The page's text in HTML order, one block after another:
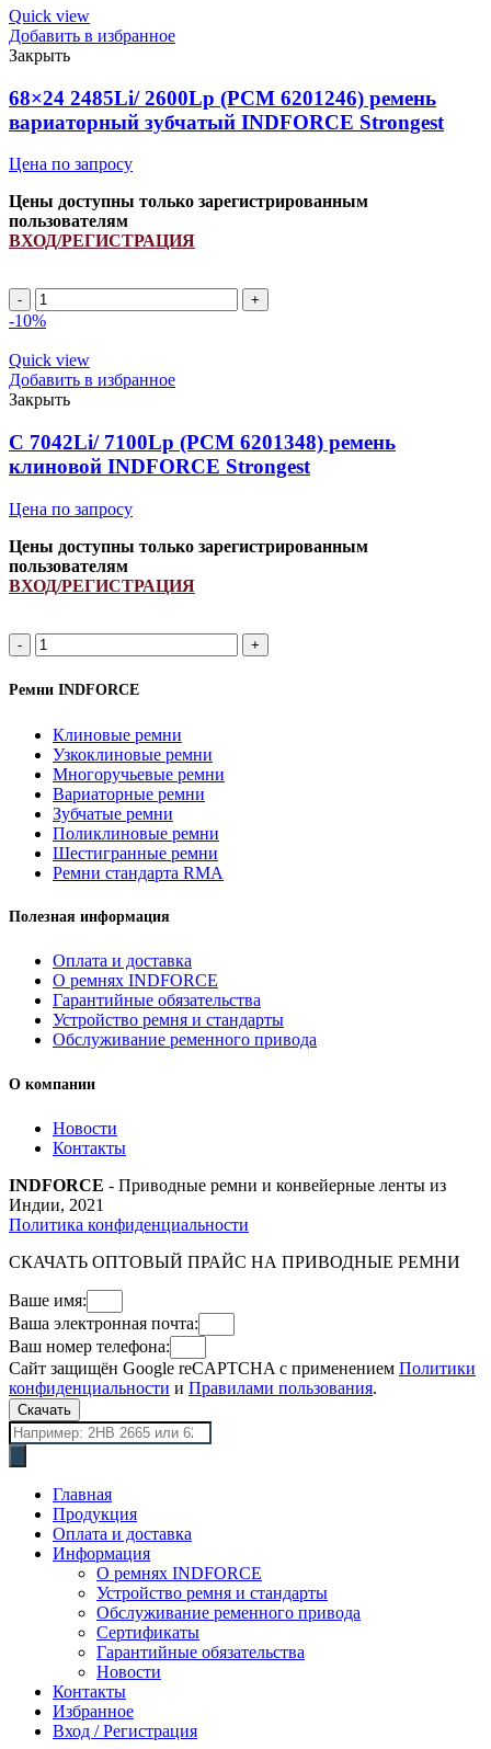
(РСМ
6201353)
ремень
клиновой
INDFORCE
Strongest
quantity
Quick view
Добавить в избранное
Закрыть
68×24 2485Li/ 2600Lp (PCM 6201246) ремень
вариаторный зубчатый INDFORCE Strongest
Цена по запросу
Цены доступны только зарегистрированным
пользователям
ВХОД/РЕГИСТРАЦИЯ
68x24
2485Li/
(PCM
6201246)
ремень
вариаторный
зубчатый
INDFORCE
Strongest
-10%
Quick view
Добавить в избранное
Закрыть
C 7042Li/ 7100Lp (РСМ 6201348) ремень
клиновой INDFORCE Strongest
Цена по запросу
Цены доступны только зарегистрированным
пользователям
ВХОД/РЕГИСТРАЦИЯ
C
7042Li/
7100Lp
(РСМ
ремень
клиновой
INDFORCE
Strongest
quantity
Ремни INDFORCE
Клиновые ремни
Узкоклиновые ремни
Многоручьевые ремни
Вариаторные ремни
Зубчатые ремни
Поликлиновые ремни
Шестигранные ремни
Ремни стандарта RMA
Полезная информация
Оплата и доставка
О ремнях INDFORCE
Гарантийные обязательства
Устройство ремня и стандарты
Обслуживание ременного привода
О компании
Новости
Контакты
INDFORCE - Приводные ремни и конвейерные ленты из
Индии, 2021
Политика конфиденциальности
СКАЧАТЬ ОПТОВЫЙ ПРАЙС НА ПРИВОДНЫЕ РЕМНИ
Ваше имя:
Ваша электронная почта:
Ваш номер телефона:
Сайт защищён Google reCAPTCHA с применением Политики
конфиденциальности и Правилами пользования.
Скачать
Поиск
товаров
Главная
Продукция
Оплата и доставка
Информация
О ремнях INDFORCE
Устройство ремня и стандарты
Обслуживание ременного привода
Сертификаты
Гарантийные обязательства
Новости
Контакты
Избранное
Вход / Регистрация